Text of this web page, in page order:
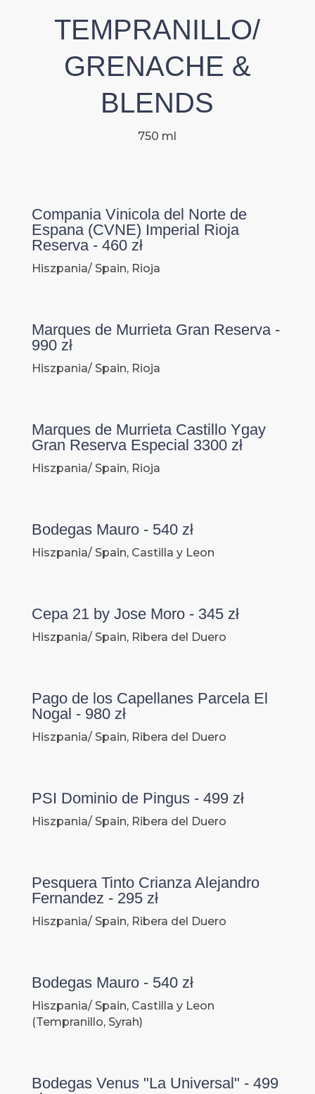
TEMPRANILLO/
GRENACHE &
BLENDS
750 ml
Compania Vinicola del Norte de
Espana (CVNE) Imperial Rioja
Reserva - 460 zł
Hiszpania/ Spain, Rioja
Marques de Murrieta Gran Reserva -
990 zł
Hiszpania/ Spain, Rioja
Marques de Murrieta Castillo Ygay
Gran Reserva Especial 3300 zł
Hiszpania/ Spain, Rioja
Bodegas Mauro - 540 zł
Hiszpania/ Spain, Castilla y Leon
Cepa 21 by Jose Moro - 345 zł
Hiszpania/ Spain, Ribera del Duero
Pago de los Capellanes Parcela El
Nogal - 980 zł
Hiszpania/ Spain, Ribera del Duero
PSI Dominio de Pingus - 499 zł
Hiszpania/ Spain, Ribera del Duero
Pesquera Tinto Crianza Alejandro
Fernandez - 295 zł
Hiszpania/ Spain, Ribera del Duero
Bodegas Mauro - 540 zł
Hiszpania/ Spain, Castilla y Leon
(Tempranillo, Syrah)
Bodegas Venus "La Universal" - 499